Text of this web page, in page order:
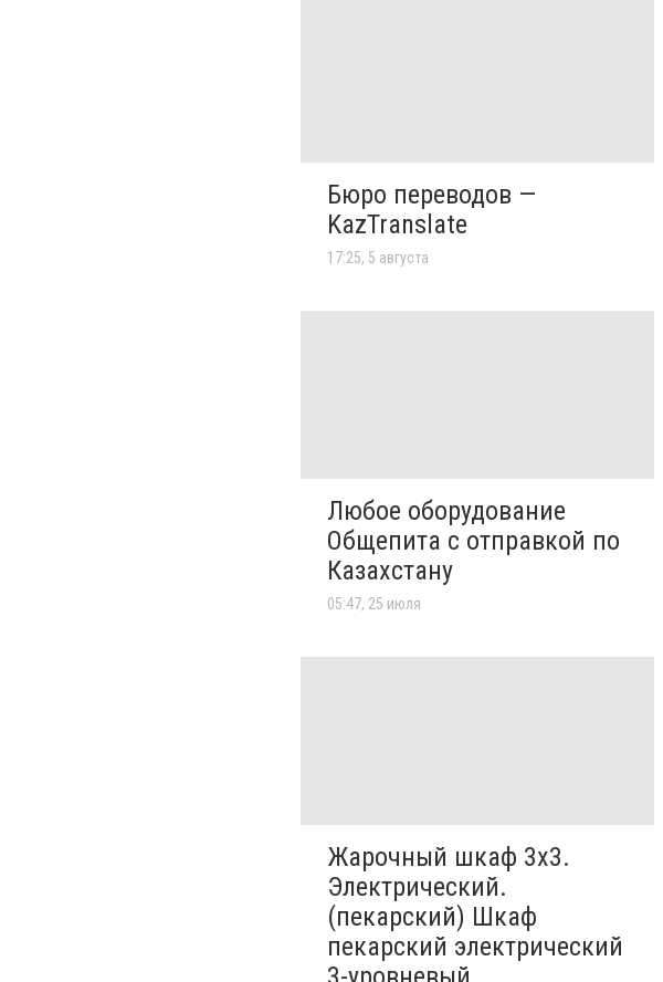
Бюро переводов —
KazTranslate
17:25, 5 августа
Любое оборудование
Общепита с отправкой по
Казахстану
05:47, 25 июля
Жарочный шкаф 3х3.
Электрический.
(пекарский) Шкаф
пекарский электрический